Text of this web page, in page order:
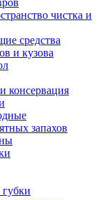
чистка и
средства
и кузова
консервация
запахов